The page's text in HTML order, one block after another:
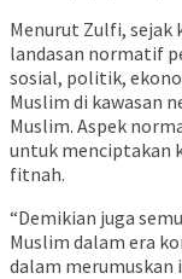
Menurut Zulfi, sejak
landasan normatif
sosial, politik,
Muslim di kawasan
Muslim. Aspek
untuk menciptakan
fitnah.
“Demikian juga
Muslim dalam era
dalam merumuskan